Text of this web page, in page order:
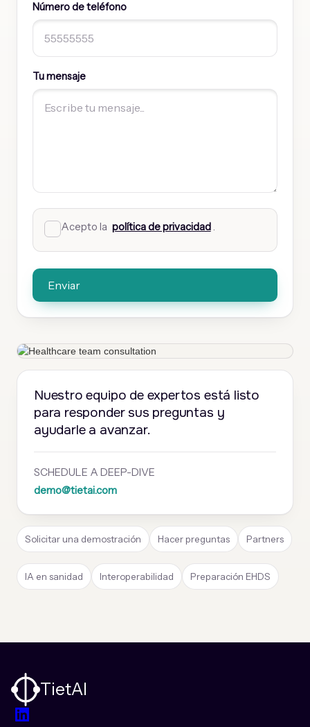
Número de teléfono
Tu mensaje
Acepto la política de privacidad .
Nuestro equipo de expertos está listo
para responder sus preguntas y
ayudarle a avanzar.
SCHEDULE A DEEP-DIVE
demo@tietai.com
Solicitar una demostración Hacer preguntas Partners
IA en sanidad Interoperabilidad Preparación EHDS
TietAI
LinkedIn